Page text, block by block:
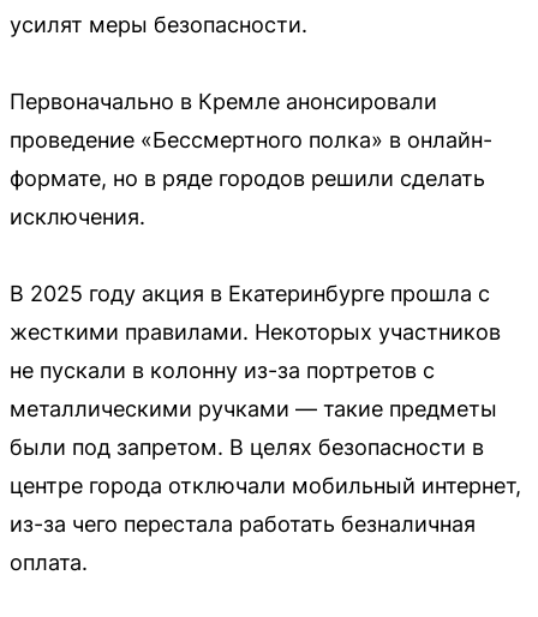
усилят меры безопасности.
Первоначально в Кремле анонсировали
проведение «Бессмертного полка» в онлайн-
формате, но в ряде городов решили сделать
исключения.
В 2025 году акция в Екатеринбурге прошла с
жесткими правилами. Некоторых участников
не пускали в колонну из-за портретов с
металлическими ручками — такие предметы
были под запретом. В целях безопасности в
центре города отключали мобильный интернет,
из-за чего перестала работать безналичная
оплата.